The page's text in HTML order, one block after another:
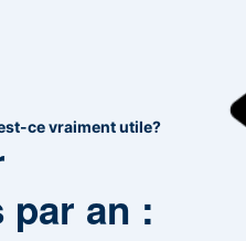
ce vraiment utile?
par an :